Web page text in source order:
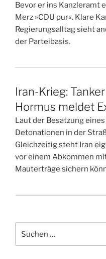
Bevor er ins Kanzleramt
Merz »CDU pur«. Klare
Regierungsalltag sieht
der Parteibasis.
Iran-Krieg:
Hormus meldet
Laut der Besatzung
Detonationen in der
Gleichzeitig steht Iran
vor einem Abkommen
Mauterträge sichern
nach: